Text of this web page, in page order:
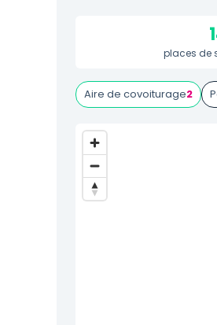
places de
Aire de covoiturage2